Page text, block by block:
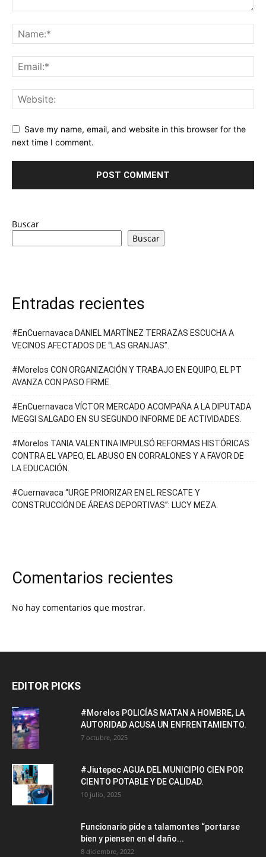
Save my name, email, and website in this browser for the
next time I comment.
Buscar
Buscar
Entradas recientes
#EnCuernavaca DANIEL MARTÍNEZ TERRAZAS ESCUCHA A
VECINOS AFECTADOS DE “LAS GRANJAS”.
#Morelos CON ORGANIZACIÓN Y TRABAJO EN EQUIPO, EL PT
AVANZA CON PASO FIRME.
#EnCuernavaca VÍCTOR MERCADO ACOMPAÑA A LA DIPUTADA
MEGGI SALGADO EN SU SEGUNDO INFORME DE ACTIVIDADES.
#Morelos TANIA VALENTINA IMPULSÓ REFORMAS HISTÓRICAS
CONTRA EL VAPEO, EL ABUSO EN CORRALONES Y A FAVOR DE
LA EDUCACIÓN.
#Cuernavaca “URGE PRIORIZAR EN EL RESCATE Y
CONSTRUCCIÓN DE ÁREAS DEPORTIVAS”: LUCY MEZA.
Comentarios recientes
No hay comentarios que mostrar.
EDITOR PICKS
#Morelos POLICÍAS MATAN A HOMBRE, LA
AUTORIDAD ACUSA UN ENFRENTAMIENTO.
7 octubre, 2025
#Jiutepec AGUA DEL MUNICIPIO CIEN POR
CIENTO POTABLE Y DE CALIDAD.
10 julio, 2025
Funcionario pide a talamontes “portarse
bien y piensen en el daño...
8 diciembre, 2022